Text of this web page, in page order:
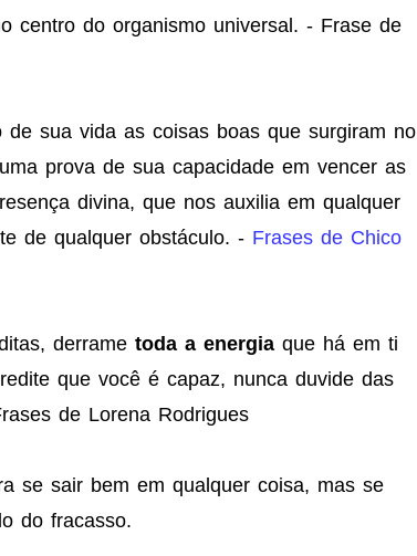
centro do organismo universal. - Frase de
sua vida as coisas boas que surgiram no
prova de sua capacidade em vencer as
divina, que nos auxilia em qualquer
de qualquer obstáculo. - Frases de Chico
derrame toda a energia que há em ti
que você é capaz, nunca duvide das
de Lorena Rodrigues
se sair bem em qualquer coisa, mas se
do fracasso.